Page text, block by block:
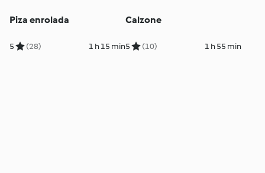
Piza enrolada
5 (28) 1 h 15 min
Calzone
5 (10) 1 h 55 min